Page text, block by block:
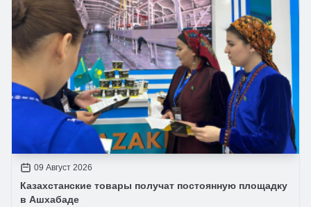
09 Август 2026
Казахстанские товары получат постоянную площадку
в Ашхабаде